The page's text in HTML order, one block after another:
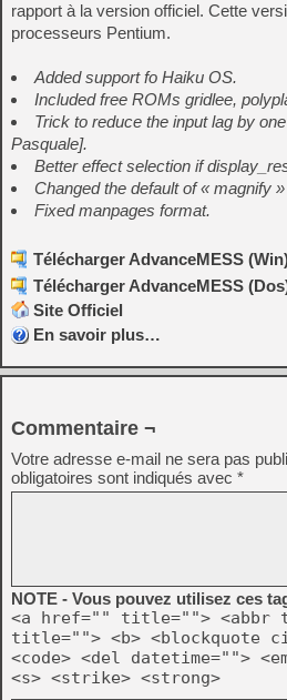
rapport à la version officiel. Cette
processeurs Pentium.
Added support fo Haiku OS.
Included free ROMs gridlee,
Trick to reduce the input lag by
Pasquale].
Better effect selection if
Changed the default of « magnify
Fixed manpages format.
Télécharger AdvanceMESS
Télécharger AdvanceMESS
Site Officiel
En savoir plus…
Commentaire ¬
Votre adresse e-mail ne sera pas
obligatoires sont indiqués avec *
NOTE - Vous pouvez utilisez ces
<a href="" title=""> <abbr
title=""> <b> <blockquote
<code> <del datetime="">
<s> <strike> <strong>